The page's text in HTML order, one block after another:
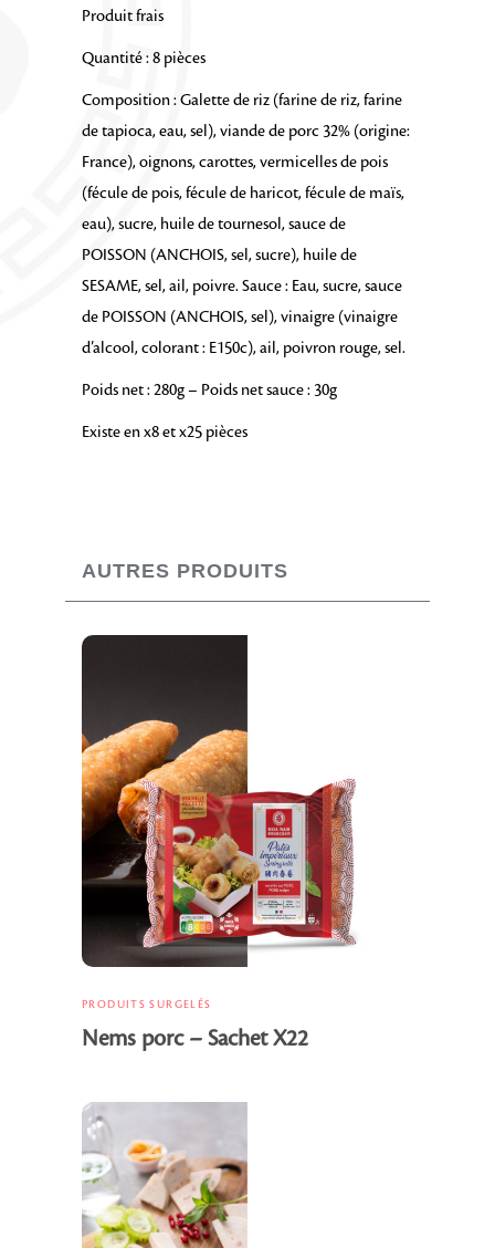
Produit frais
Quantité : 8 pièces
Composition : Galette de riz (farine de riz, farine
de tapioca, eau, sel), viande de porc 32% (origine:
France), oignons, carottes, vermicelles de pois
(fécule de pois, fécule de haricot, fécule de maïs,
eau), sucre, huile de tournesol, sauce de
POISSON (ANCHOIS, sel, sucre), huile de
SESAME, sel, ail, poivre. Sauce : Eau, sucre, sauce
de POISSON (ANCHOIS, sel), vinaigre (vinaigre
d’alcool, colorant : E150c), ail, poivron rouge, sel.
Poids net : 280g – Poids net sauce : 30g
Existe en x8 et x25 pièces
AUTRES PRODUITS
PRODUITS SURGELÉS
Nems porc – Sachet X22